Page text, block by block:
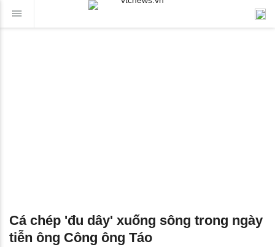
Cá chép 'đu dây' xuống sông trong ngày
tiễn ông Công ông Táo